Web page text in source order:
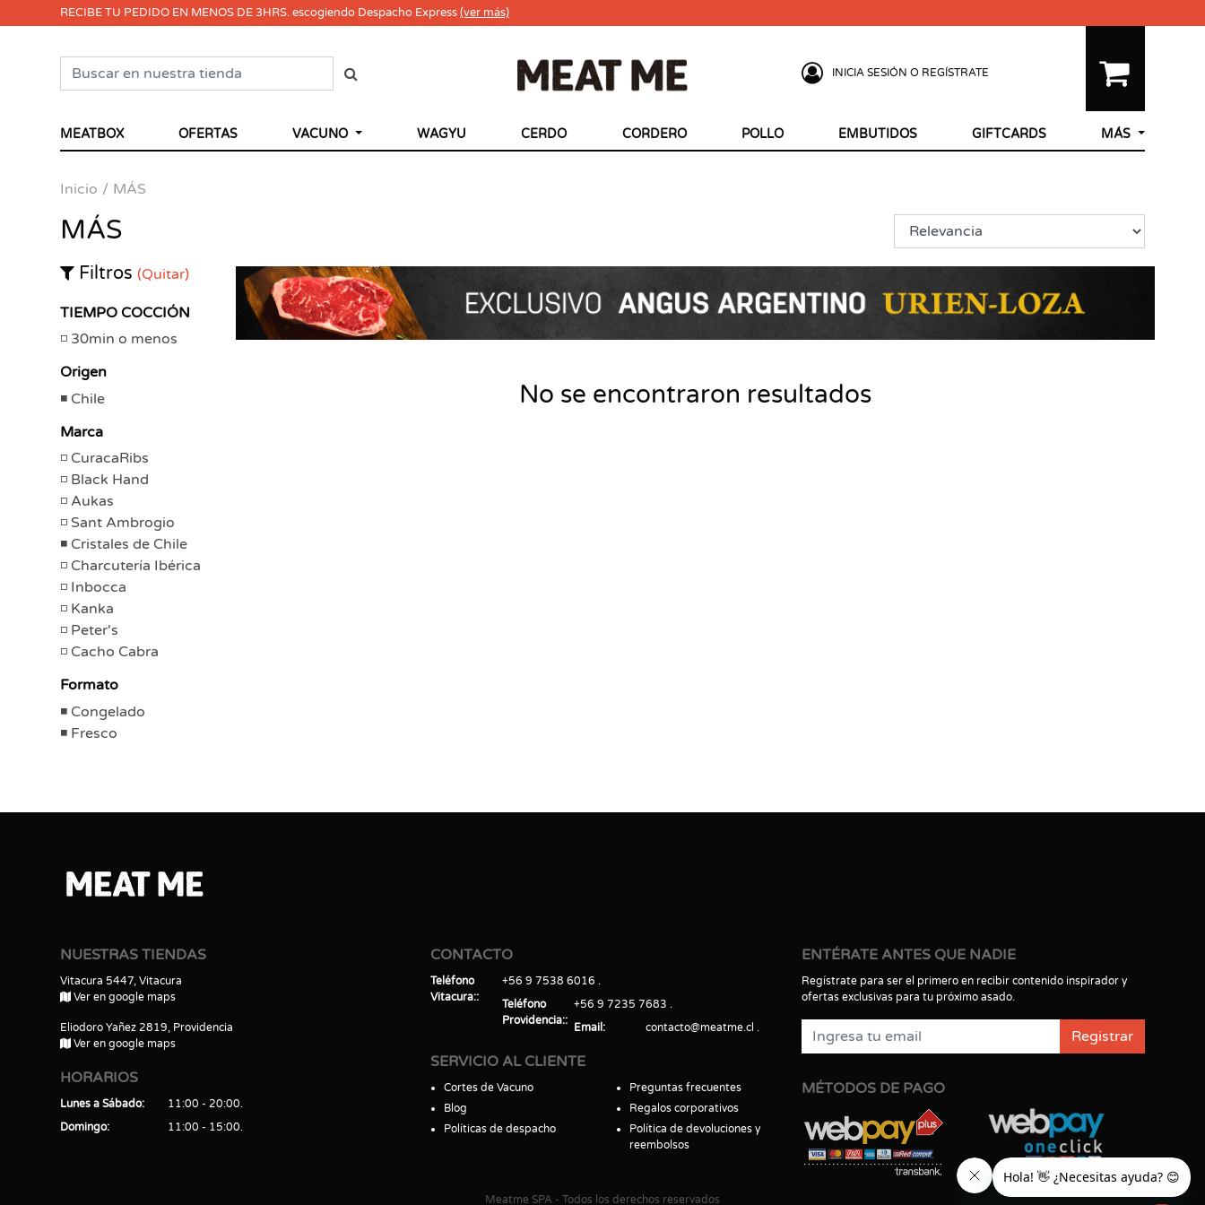
RECIBE TU PEDIDO EN MENOS DE 3HRS. escogiendo Despacho Express(ver más)
INICIA SESIÓN O REGÍSTRATE
MEATBOX OFERTAS VACUNO WAGYU CERDO CORDERO POLLO EMBUTIDOS GIFTCARDS MÁS
Inicio MÁS
MÁS
Filtros (Quitar)
TIEMPO COCCIÓN
30min o menos
Origen
Chile
Marca
CuracaRibs
Black Hand
Aukas
Sant Ambrogio
Cristales de Chile
Charcutería Ibérica
Inbocca
Kanka
Peter's
Cacho Cabra
Formato
Congelado
Fresco
No se encontraron resultados
NUESTRAS TIENDAS
Vitacura 5447, Vitacura
Ver en google maps
Eliodoro Yañez 2819, Providencia
Ver en google maps
HORARIOS
Lunes a Sábado
11:00 - 20:00
Domingo
11:00 - 15:00
CONTACTO
Teléfono
Vitacura:
+56 9 7538 6016
Teléfono
Providencia:
+56 9 7235 7683
Email
contacto@meatme.cl
SERVICIO AL CLIENTE
Cortes de Vacuno
Blog
Políticas de despacho
Preguntas frecuentes
Regalos corporativos
Política de devoluciones y
reembolsos
ENTÉRATE ANTES QUE NADIE
Regístrate para ser el primero en recibir contenido inspirador y
ofertas exclusivas para tu próximo asado.
Registrar
MÉTODOS DE PAGO
Meatme SPA - Todos los derechos reservados